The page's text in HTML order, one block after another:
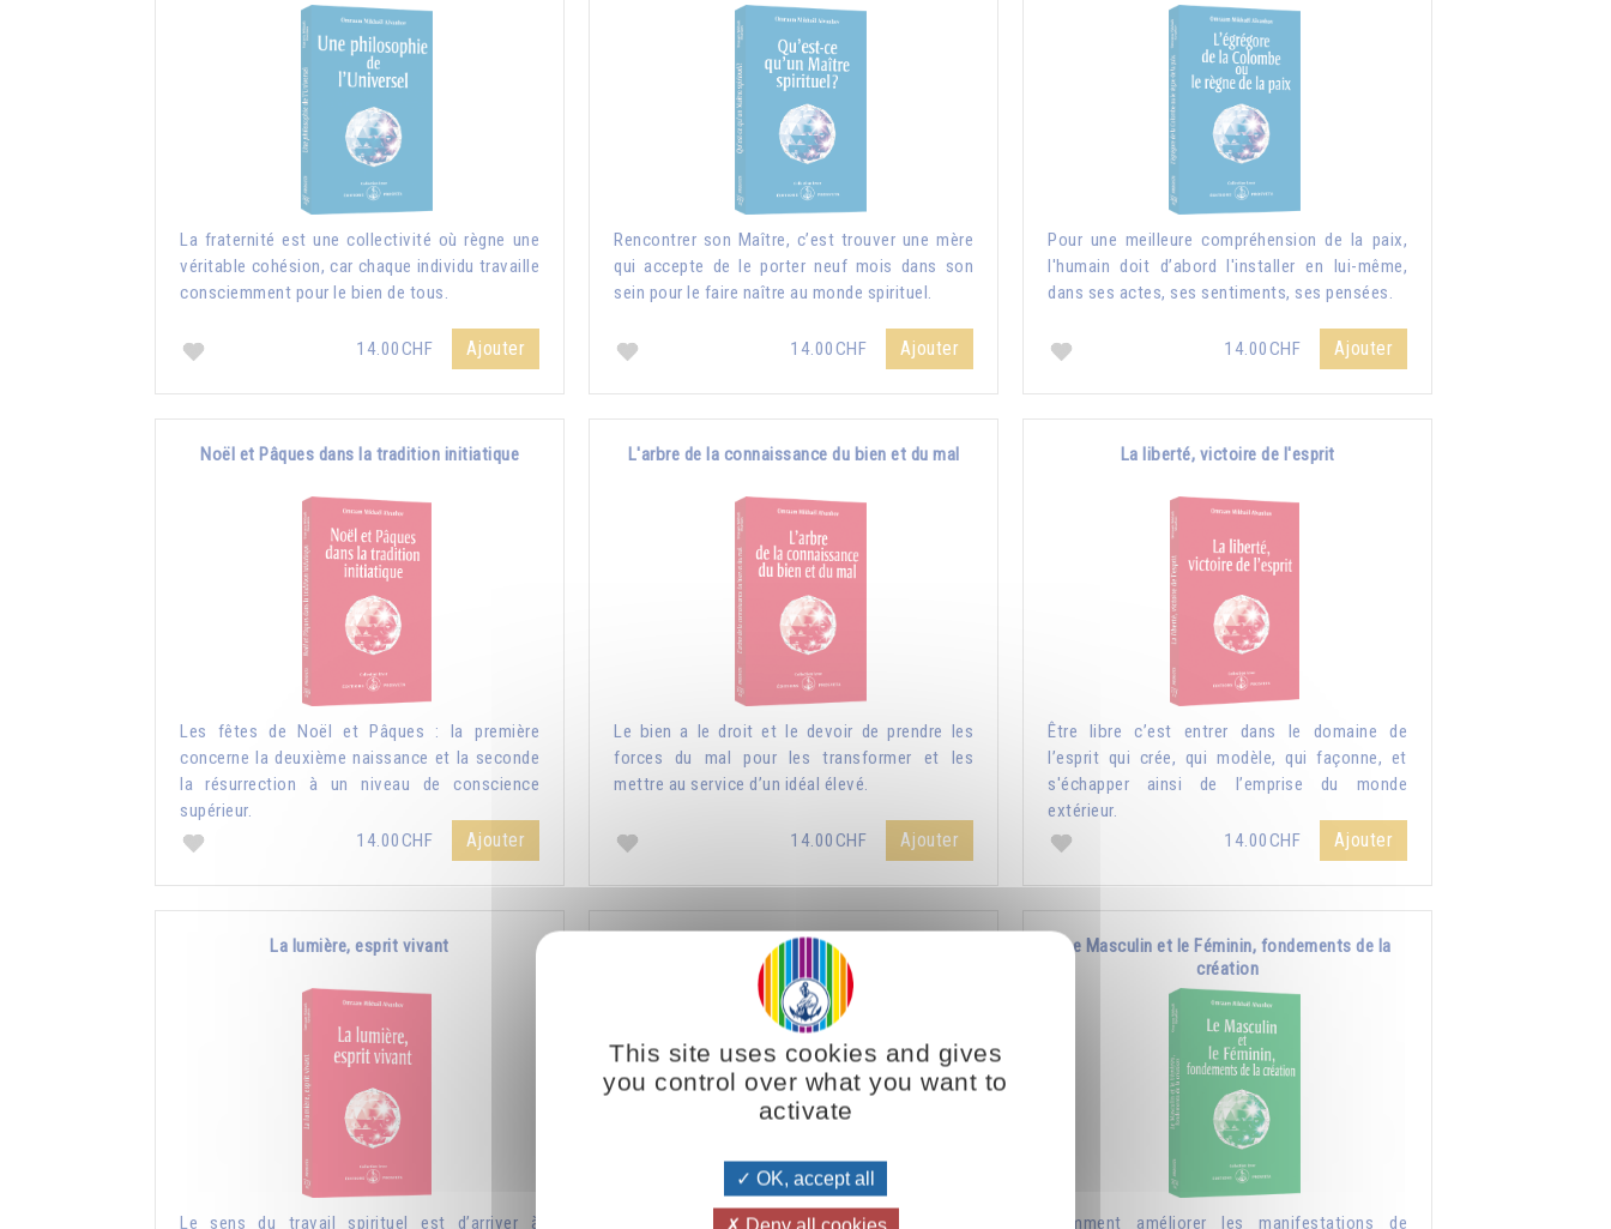
La fraternité est une collectivité où règne une
véritable cohésion, car chaque individu travaille
consciemment pour le bien de tous.
14.00CHF Ajouter
Rencontrer son Maître, c’est trouver une mère
qui accepte de le porter neuf mois dans son
sein pour le faire naître au monde spirituel.
14.00CHF Ajouter
Pour une meilleure compréhension de la paix,
l'humain doit d’abord l'installer en lui-même,
dans ses actes, ses sentiments, ses pensées.
14.00CHF Ajouter
Noël et Pâques dans la tradition initiatique
Les fêtes de Noël et Pâques : la première
concerne la deuxième naissance et la seconde
la résurrection à un niveau de conscience
supérieur.
14.00CHF
Ajouter
L'arbre de la connaissance du bien et du mal
Le bien a le droit et le devoir de prendre les
forces du mal pour les transformer et les
mettre au service d’un idéal élevé.
14.00CHF Ajouter
La liberté, victoire de l'esprit
Être libre c’est entrer dans le domaine de
l’esprit qui crée, qui modèle, qui façonne, et
s'échapper ainsi de l’emprise du monde
extérieur.
14.00CHF
Ajouter
La lumière, esprit vivant
Le sens du travail spirituel est d’arriver à
Nature humaine et nature divine
Comment favoriser les manifestations de la
Le Masculin et le Féminin, fondements de la
création
Comment améliorer les manifestations de
This site uses cookies and gives
you control over what you want to
activate
OK, accept all